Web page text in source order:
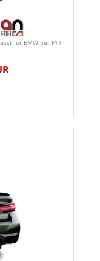
für BMW 5er F11